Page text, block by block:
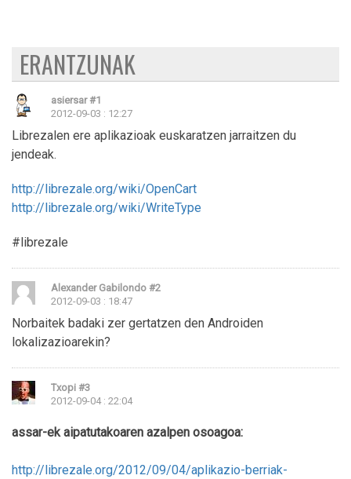
ERANTZUNAK
asiersar #1
2012-09-03 : 12:27
Librezalen ere aplikazioak euskaratzen jarraitzen du
jendeak.
http://librezale.org/wiki/OpenCart
http://librezale.org/wiki/WriteType
#librezale
Alexander Gabilondo #2
2012-09-03 : 18:47
Norbaitek badaki zer gertatzen den Androiden
lokalizazioarekin?
Txopi #3
2012-09-04 : 22:04
assar-ek aipatutakoaren azalpen osoagoa:
http://librezale.org/2012/09/04/aplikazio-berriak-